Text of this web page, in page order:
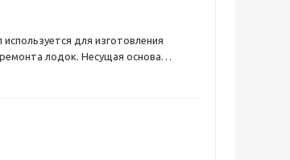
для изготовления
лодок. Несущая основа
нейлона и обеспечивает такому
см; 4 кв.м=205х200 см и т.д. Ширина